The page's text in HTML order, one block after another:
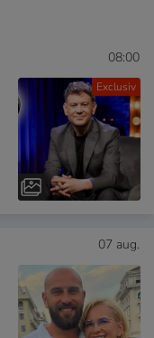
Exclusiv
08:00
07 aug.